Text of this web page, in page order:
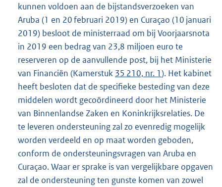
kunnen voldoen aan de bijstandsverzoeken van
Aruba (1 en 20 februari 2019) en Curaçao (10 januari
2019) besloot de ministerraad om bij Voorjaarsnota
in 2019 een bedrag van 23,8 miljoen euro te
reserveren op de aanvullende post, bij het Ministerie
van Financiën (Kamerstuk 35 210, nr. 1). Het kabinet
heeft besloten dat de specifieke besteding van deze
middelen wordt gecoördineerd door het Ministerie
van Binnenlandse Zaken en Koninkrijksrelaties. De
te leveren ondersteuning zal zo evenredig mogelijk
worden verdeeld en op maat worden geboden,
conform de ondersteuningsvragen van Aruba en
Curaçao. Waar er sprake is van vergelijkbare opgaven
zal de ondersteuning ten gunste komen van zowel